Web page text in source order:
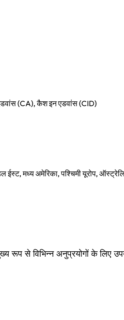
(CA), कैश इन एडवांस (CID)
ईस्ट, मध्य अमेरिका, पश्चिमी यूरोप,
रूप से विभिन्न अनुप्रयोगों के लिए